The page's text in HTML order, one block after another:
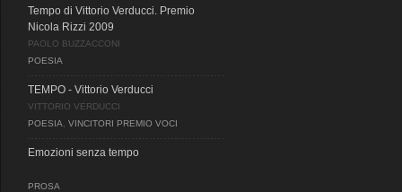
Tempo di Vittorio Verducci. Premio
Nicola Rizzi 2009
PAOLO BUZZACCONI
POESIA
TEMPO - Vittorio Verducci
VITTORIO VERDUCCI
POESIA
VINCITORI PREMIO VOCI
Emozioni senza tempo
PROSA